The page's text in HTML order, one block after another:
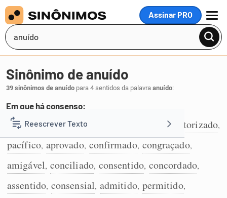
Assinar PRO
MENU
Reescrever Texto
Resumir Texto
Corrigir Texto
Sinônimo de anuído
39 sinônimos de anuído para 4 sentidos da palavra anuído:
Em que há consenso:
1 consensual,combinado contratado, autorizado,
pacífico, aprovado, confirmado, congraçado,
amigável, conciliado, consentido, concordado,
assentido, consensial, admitido, permitido,